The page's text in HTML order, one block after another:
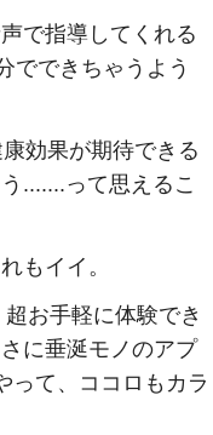
で指導してくれる
でできちゃうよう
効果が期待できる
.......って思えるこ
もイイ。
お手軽に体験でき
に垂涎モノのアプ
って、ココロもカラ